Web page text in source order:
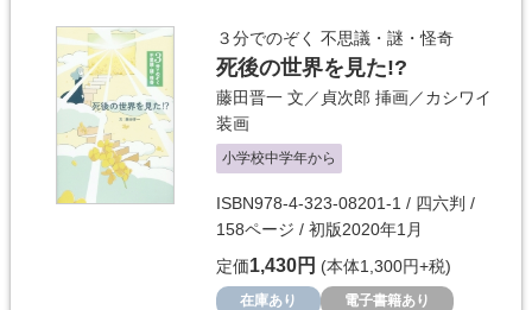
３分でのぞく 不思議・謎・怪奇
死後の世界を見た!?
藤田晋一 文／ 貞次郎 挿画／カシワイ
装画
小学校中学年から
ISBN978-4-323-08201-1 / 四六判 /
158ページ / 初版2020年1月
定価1,430円 (本体1,300円+税)
在庫あり 電子書籍あり